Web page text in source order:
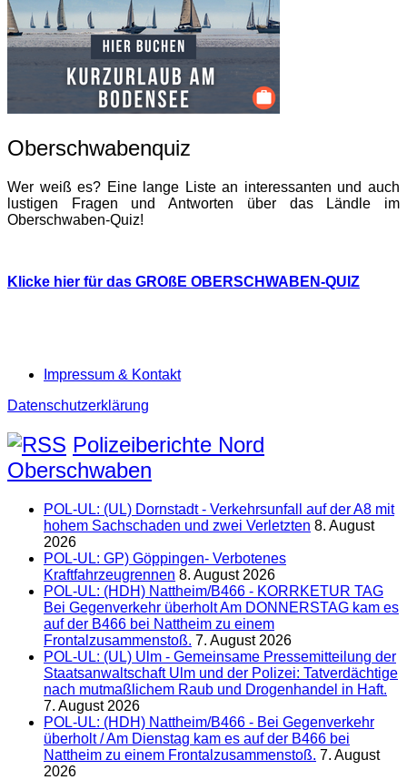
Oberschwabenquiz
Wer weiß es? Eine lange Liste an interessanten und auch
lustigen Fragen und Antworten über das Ländle im
Oberschwaben-Quiz!
Klicke hier für das GROßE OBERSCHWABEN-QUIZ
Impressum & Kontakt
Datenschutzerklärung
Polizeiberichte Nord
Oberschwaben
POL-UL: (UL) Dornstadt - Verkehrsunfall auf der A8 mit
hohem Sachschaden und zwei Verletzten 8. August
2026
POL-UL: GP) Göppingen- Verbotenes
Kraftfahrzeugrennen 8. August 2026
POL-UL: (HDH) Nattheim/B466 - KORRKETUR TAG
Bei Gegenverkehr überholt Am DONNERSTAG kam es
auf der B466 bei Nattheim zu einem
Frontalzusammenstoß. 7. August 2026
POL-UL: (UL) Ulm - Gemeinsame Pressemitteilung der
Staatsanwaltschaft Ulm und der Polizei: Tatverdächtige
nach mutmaßlichem Raub und Drogenhandel in Haft.
7. August 2026
POL-UL: (HDH) Nattheim/B466 - Bei Gegenverkehr
überholt / Am Dienstag kam es auf der B466 bei
Nattheim zu einem Frontalzusammenstoß. 7. August
2026